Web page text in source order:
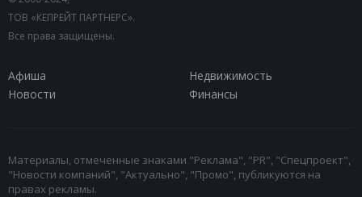
ТОВ «КЕПРЕЙТ ПАРТНЕРС».
Все права защищены.
Афиша
Недвижимость
Новости
Финансы
Материалы, отмеченные знаками "Реклама", "PR", "Спецпроект",
"Новости компаний", "Актуально", "Промо", публикуются на
правах рекламы.